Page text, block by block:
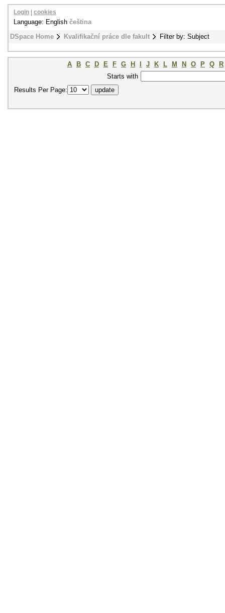
DSpace Home Kvalifikační práce dle fakult Filter by: Subject
Login cookies
Language: English čeština
A B C D E F G H J K L M N O P Q
R
Starts with
Results Per Page: